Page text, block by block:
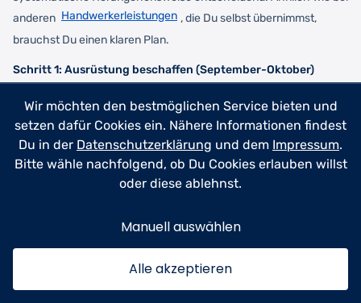
anderen Handwerkerleistungen , die Du selbst übernimmst,
brauchst Du einen klaren Plan.
Schritt 1: Ausrüstung beschaffen (September-Oktober)
Schneeschieber mit ergonomischem Griff
Streuwagen oder Handstreuer
Ausreichend Streugut (umweltfreundliche Variante)
Wetterfeste Winterkleidung und Arbeitshandschuhe
Stirnlampe für frühmorgendliche Einsätze
Wir möchten den bestmöglichen Service bieten und
setzen dafür Cookies ein. Nähere Informationen findest
Du in der Datenschutzerklärung und dem Impressum.
Bitte wähle nachfolgend, ob Du Cookies erlauben willst
oder diese ablehnst.
Manuell auswählen
Alle akzeptieren